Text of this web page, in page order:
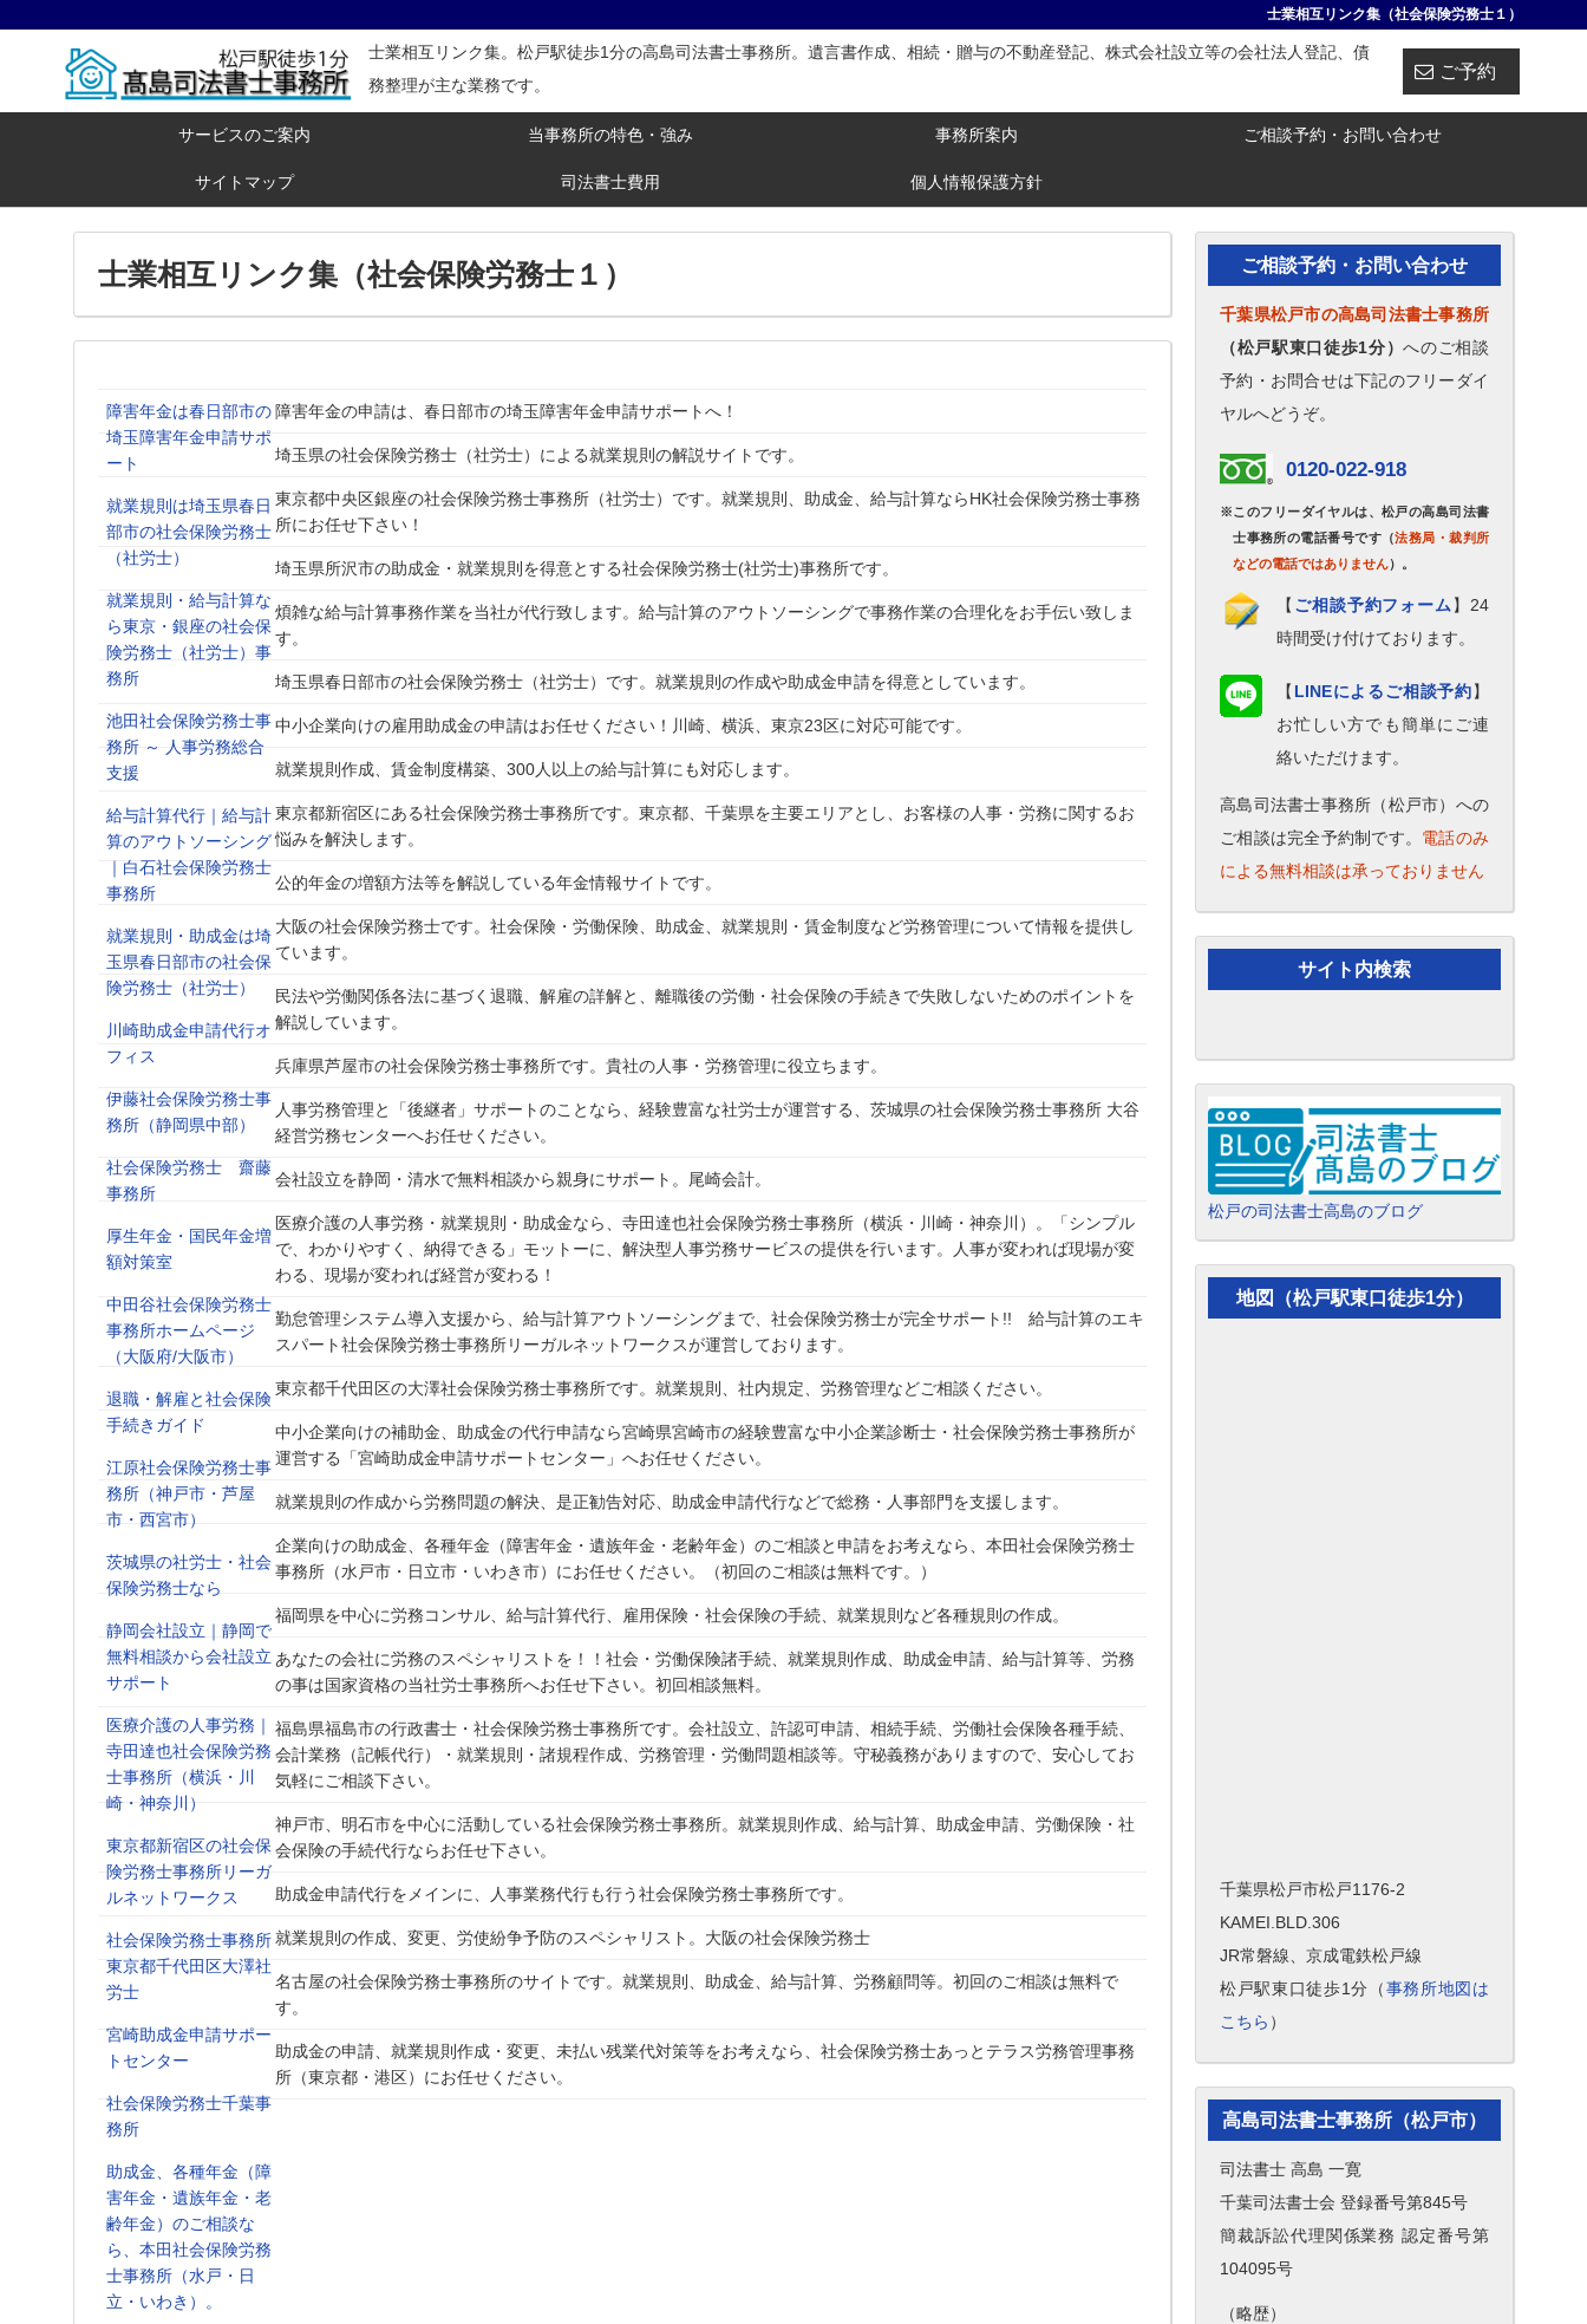
士業相互リンク集（社会保険労務士１）
士業相互リンク集。松戸駅徒歩1分の高島司法書士事務所。遺言書作成、相続・贈与の不動産登記、株式会社設立等の会社法人登記、債
務整理が主な業務です。
ご予約
サービスのご案内 当事務所の特色・強み 事務所案内 ご相談予約・お問い合わせ
サイトマップ 司法書士費用 個人情報保護方針
士業相互リンク集（社会保険労務士１）
障害年金は春日部市の
埼玉障害年金申請サポ
ート
障害年金の申請は、春日部市の埼玉障害年金申請サポートへ！
就業規則は埼玉県春日
部市の社会保険労務士
（社労士）
埼玉県の社会保険労務士（社労士）による就業規則の解説サイトです。
就業規則・給与計算な
ら東京・銀座の社会保
険労務士（社労士）事
務所
東京都中央区銀座の社会保険労務士事務所（社労士）です。就業規則、助成金、給与計算ならHK社会保険労務士事務
所にお任せ下さい！
池田社会保険労務士事
務所 ～ 人事労務総合
支援
埼玉県所沢市の助成金・就業規則を得意とする社会保険労務士(社労士)事務所です。
給与計算代行｜給与計
算のアウトソーシング
｜白石社会保険労務士
事務所
煩雑な給与計算事務作業を当社が代行致します。給与計算のアウトソーシングで事務作業の合理化をお手伝い致しま
す。
就業規則・助成金は埼
玉県春日部市の社会保
険労務士（社労士）
埼玉県春日部市の社会保険労務士（社労士）です。就業規則の作成や助成金申請を得意としています。
川崎助成金申請代行オ
フィス
中小企業向けの雇用助成金の申請はお任せください！川崎、横浜、東京23区に対応可能です。
伊藤社会保険労務士事
務所（静岡県中部）
就業規則作成、賃金制度構築、300人以上の給与計算にも対応します。
社会保険労務士 齋藤
事務所
東京都新宿区にある社会保険労務士事務所です。東京都、千葉県を主要エリアとし、お客様の人事・労務に関するお
悩みを解決します。
厚生年金・国民年金増
額対策室
公的年金の増額方法等を解説している年金情報サイトです。
中田谷社会保険労務士
事務所ホームページ
（大阪府/大阪市）
大阪の社会保険労務士です。社会保険・労働保険、助成金、就業規則・賃金制度など労務管理について情報を提供し
ています。
退職・解雇と社会保険
手続きガイド
民法や労働関係各法に基づく退職、解雇の詳解と、離職後の労働・社会保険の手続きで失敗しないためのポイントを
解説しています。
江原社会保険労務士事
務所（神戸市・芦屋
市・西宮市）
兵庫県芦屋市の社会保険労務士事務所です。貴社の人事・労務管理に役立ちます。
茨城県の社労士・社会
保険労務士なら
人事労務管理と「後継者」サポートのことなら、経験豊富な社労士が運営する、茨城県の社会保険労務士事務所 大谷
経営労務センターへお任せください。
静岡会社設立｜静岡で
無料相談から会社設立
サポート
会社設立を静岡・清水で無料相談から親身にサポート。尾崎会計。
医療介護の人事労務｜
寺田達也社会保険労務
士事務所（横浜・川
崎・神奈川）
医療介護の人事労務・就業規則・助成金なら、寺田達也社会保険労務士事務所（横浜・川崎・神奈川）。「シンプル
で、わかりやすく、納得できる」モットーに、解決型人事労務サービスの提供を行います。人事が変われば現場が変
わる、現場が変われば経営が変わる！
東京都新宿区の社会保
険労務士事務所リーガ
ルネットワークス
勤怠管理システム導入支援から、給与計算アウトソーシングまで、社会保険労務士が完全サポート!! 給与計算のエキ
スパート社会保険労務士事務所リーガルネットワークスが運営しております。
社会保険労務士事務所
東京都千代田区大澤社
労士
東京都千代田区の大澤社会保険労務士事務所です。就業規則、社内規定、労務管理などご相談ください。
宮崎助成金申請サポー
トセンター
中小企業向けの補助金、助成金の代行申請なら宮崎県宮崎市の経験豊富な中小企業診断士・社会保険労務士事務所が
運営する「宮崎助成金申請サポートセンター」へお任せください。
社会保険労務士千葉事
務所
就業規則の作成から労務問題の解決、是正勧告対応、助成金申請代行などで総務・人事部門を支援します。
助成金、各種年金（障
害年金・遺族年金・老
齢年金）のご相談な
ら、本田社会保険労務
士事務所（水戸・日
立・いわき）。
企業向けの助成金、各種年金（障害年金・遺族年金・老齢年金）のご相談と申請をお考えなら、本田社会保険労務士
事務所（水戸市・日立市・いわき市）にお任せください。（初回のご相談は無料です。）
福岡県を中心に労務コンサル、給与計算代行、雇用保険・社会保険の手続、就業規則など各種規則の作成。
あなたの会社に労務のスペシャリストを！！社会・労働保険諸手続、就業規則作成、助成金申請、給与計算等、労務
の事は国家資格の当社労士事務所へお任せ下さい。初回相談無料。
福島県福島市の行政書士・社会保険労務士事務所です。会社設立、許認可申請、相続手続、労働社会保険各種手続、
会計業務（記帳代行）・就業規則・諸規程作成、労務管理・労働問題相談等。守秘義務がありますので、安心してお
気軽にご相談下さい。
神戸市、明石市を中心に活動している社会保険労務士事務所。就業規則作成、給与計算、助成金申請、労働保険・社
会保険の手続代行ならお任せ下さい。
助成金申請代行をメインに、人事業務代行も行う社会保険労務士事務所です。
就業規則の作成、変更、労使紛争予防のスペシャリスト。大阪の社会保険労務士
名古屋の社会保険労務士事務所のサイトです。就業規則、助成金、給与計算、労務顧問等。初回のご相談は無料で
す。
助成金の申請、就業規則作成・変更、未払い残業代対策等をお考えなら、社会保険労務士あっとテラス労務管理事務
所（東京都・港区）にお任せください。
ご相談予約・お問い合わせ
千葉県松戸市の高島司法書士事務所
（松戸駅東口徒歩1分）へのご相談
予約・お問合せは下記のフリーダイ
ヤルへどうぞ。
0120-022-918
※このフリーダイヤルは、松戸の高島司法書
士事務所の電話番号です（法務局・裁判所
などの電話ではありません）。
【 ご相談予約フォーム 】24
時間受け付けております。
【 LINEによるご相談予約】
お忙しい方でも簡単にご連
絡いただけます。
高島司法書士事務所（松戸市）への
ご相談は完全予約制です。 電話のみ
による無料相談は承っておりません
サイト内検索
松戸の司法書士高島のブログ
地図（松戸駅東口徒歩1分）
千葉県松戸市松戸1176-2
KAMEI.BLD.306
JR常磐線、京成電鉄松戸線
松戸駅東口徒歩1分（事務所地図は
こちら ）
高島司法書士事務所（松戸市）
司法書士 高島 一寛
千葉司法書士会 登録番号第845号
簡裁訴訟代理関係業務 認定番号第
104095号
（略歴）